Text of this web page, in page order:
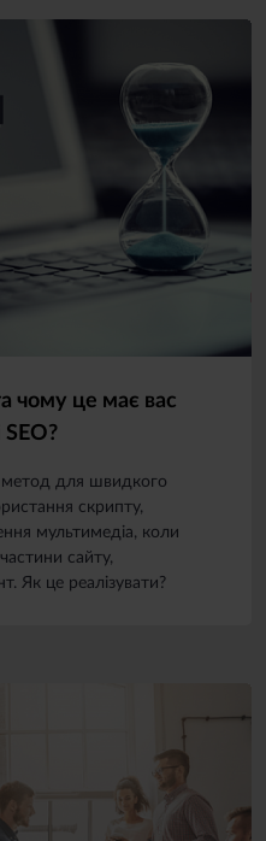
чому це має вас
SEO?
метод для швидкого
скрипту,
мультимедіа, коли
сайту,
Як це реалізувати?